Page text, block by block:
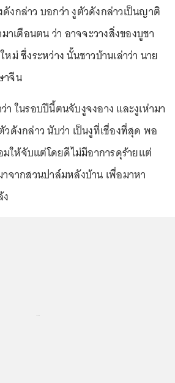
งกล่าว บอกว่า งูตัวดังกล่าวเป็นญาติ
าเตือนตน ว่า อาจจะวางสิ่งของบูชา
ม่ ซึ่งระหว่าง นั้นชาวบ้านเล่าว่า นาย
าจีน
ในรอบปีนี้ตนจับงูจงอาง และงูเห่ามา
ดังกล่าว นับว่า เป็นงูที่เชื่องที่สุด พอ
ให้จับแต่โดยดีไม่มีอาการดุร้ายแต่
จากสวนปาล์มหลังบ้าน เพื่อมาหา